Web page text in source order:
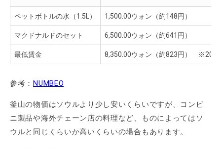
ペットボトルの水（1.5L） 1,500.00ウォン（約148円）
マクドナルドのセット 6,500.00ウォン（約641円）
最低賃金 8,350.00ウォン（約823円）
参考：NUMBEO
釜山の物価はソウルより少し安いくらいですが、コンビ
ニ製品や海外チェーン店の料理など、ものによってはソ
ウルと同じくらいか高いくらいの場合もあります。